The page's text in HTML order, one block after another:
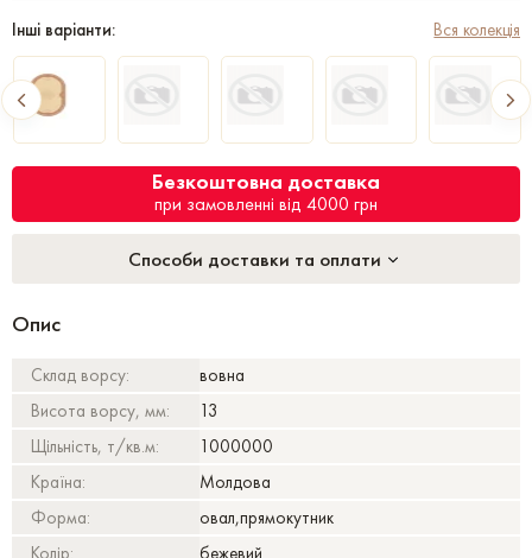
Інші варіанти: Вся колекція
Безкоштовна доставка
при замовленні від 4000 грн
Способи доставки та оплати
Опис
Склад ворсу:
вовна
Висота ворсу, мм:
13
Щільність, т/кв.м:
1000000
Країна:
Молдова
Форма:
овал,прямокутник
Колір:
бежевий